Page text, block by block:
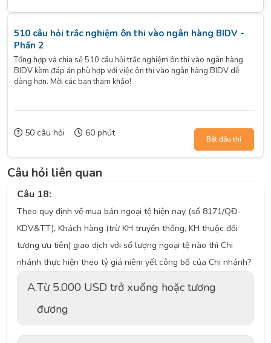
510 câu hỏi trắc nghiệm ôn thi vào ngân hàng BIDV -
Phần 2
Tổng hợp và chia sẻ 510 câu hỏi trắc nghiệm ôn thi vào ngân hàng
BIDV kèm đáp án phù hợp với việc ôn thi vào ngân hàng BIDV dễ
dàng hơn. Mời các bạn tham khảo!
50 câu hỏi 60 phút
Bắt đầu thi
Câu hỏi liên quan
Câu 18:
Theo quy định về mua bán ngoại tệ hiện nay (số 8171/QĐ-
KDV&TT), Khách hàng (trừ KH truyền thống, KH thuộc đối
tượng ưu tiên) giao dịch với số lượng ngoại tệ nào thì Chi
nhánh thực hiện theo tỷ giá niêm yết công bố của Chi nhánh?
A.Từ 5.000 USD trở xuống hoặc tương
đương